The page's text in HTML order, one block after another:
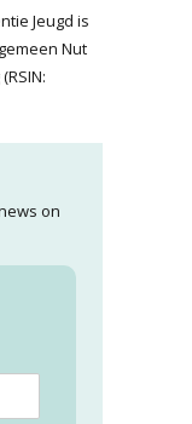
Jeugd is
Nut
on